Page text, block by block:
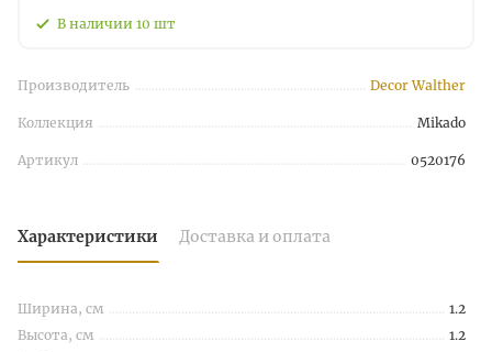
В наличии 10 шт
Производитель Decor Walther
Коллекция Mikado
Артикул 0520176
Характеристики Доставка и оплата
Ширина, см
1.2
Высота, см
1.2